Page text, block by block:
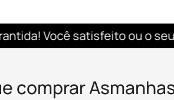
Você satisfeito ou o seu
comprar